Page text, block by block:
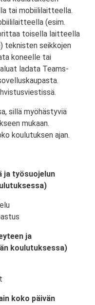
tai mobiililaitteella.
(esim.
toisella laitteella
teknisten seikkojen
koneelle tai
ladata Teams-
sillä myöhästyviä
mukaan.
koulutuksen ajan.
ja työsuojelun
ja
koulutuksessa)
koko päivän